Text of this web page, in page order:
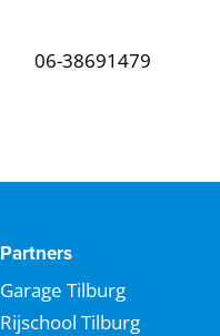
06-38691479
Partners
Garage Tilburg
Rijschool Tilburg